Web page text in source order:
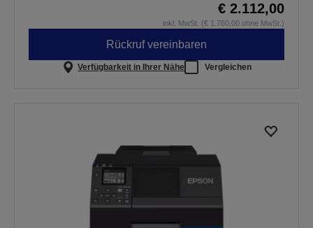
€ 2.112,00
inkl. MwSt. (€ 1.760,00 ohne MwSt.)
Rückruf vereinbaren
Verfügbarkeit in Ihrer Nähe Vergleichen